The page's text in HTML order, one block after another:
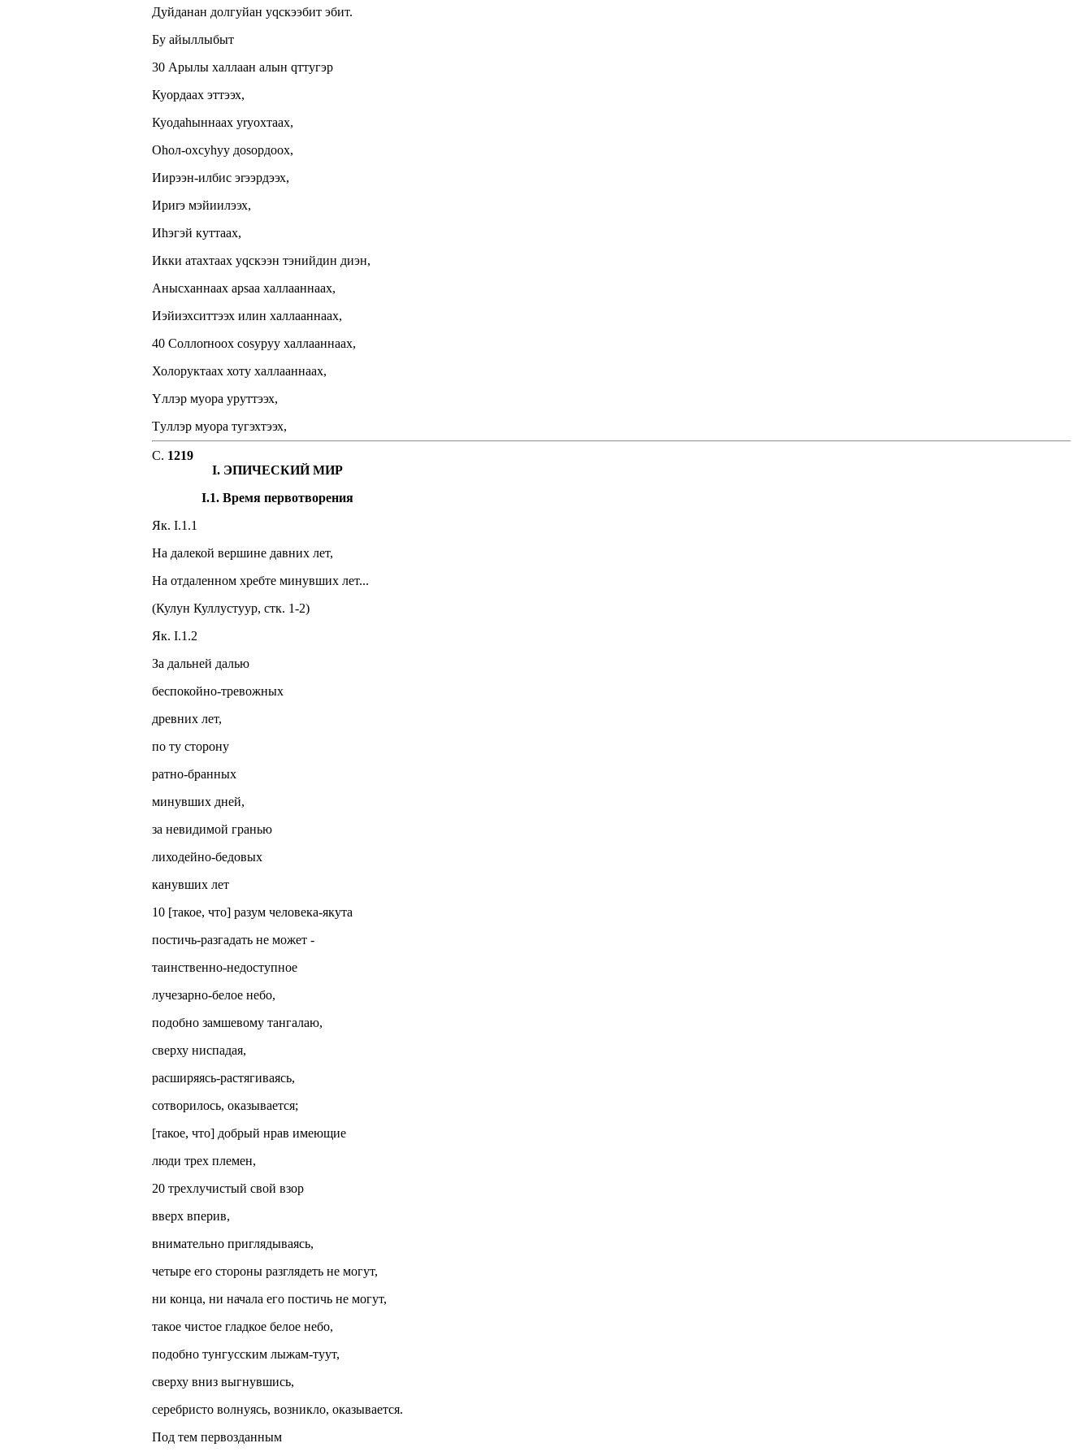
Дуйданан долгуйан yqскээбит эбит.
Бу айыллыбыт
30 Арылы халлаан алын qттyгэр
Куордаах эттээх,
Куодаhыннаах уrуохтаах,
Оhол-охсуhуу доsордоох,
Иирээн-илбис эrээрдээх,
Ириrэ мэйиилээх,
Иhэгэй куттаах,
Икки атахтаах yqскээн тэнийдин диэн,
Анысханнаах арsаа халлааннаах,
Иэйиэхситтээх илин халлааннаах,
40 Соллоrноох соsуруу халлааннаах,
Холоруктаах хоту халлааннаах,
Yллэр муора yрyттээх,
Тyллэр муора тyгэхтээх,
C. 1219
I. ЭПИЧЕСКИЙ МИР
I.1. Время первотворения
Як. I.1.1
На далекой вершине давних лет,
На отдаленном хребте минувших лет...
(Кулун Куллустуур, стк. 1-2)
Як. I.1.2
За дальней далью
беспокойно-тревожных
древних лет,
по ту сторону
ратно-бранных
минувших дней,
за невидимой гранью
лиходейно-бедовых
канувших лет
10 [такое, что] разум человека-якута
постичь-разгадать не может -
таинственно-недоступное
лучезарно-белое небо,
подобно замшевому тангалаю,
сверху ниспадая,
расширяясь-растягиваясь,
сотворилось, оказывается;
[такое, что] добрый нрав имеющие
люди трех племен,
20 трехлучистый свой взор
вверх вперив,
внимательно приглядываясь,
четыре его стороны разглядеть не могут,
ни конца, ни начала его постичь не могут,
такое чистое гладкое белое небо,
подобно тунгусским лыжам-туут,
сверху вниз выгнувшись,
серебристо волнуясь, возникло, оказывается.
Под тем первозданным